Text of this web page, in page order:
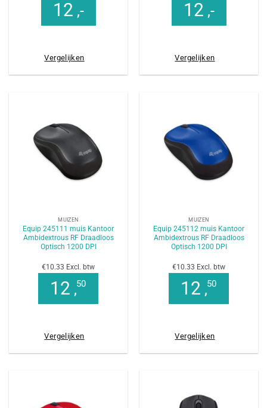
12 ,-
Vergelijken
12 ,-
Vergelijken
MUIZEN
Equip 245111 muis Kantoor
Ambidextrous RF Draadloos
Optisch 1200 DPI
€10.33 Excl. btw
12 ,50
Vergelijken
MUIZEN
Equip 245112 muis Kantoor
Ambidextrous RF Draadloos
Optisch 1200 DPI
€10.33 Excl. btw
12 ,50
Vergelijken